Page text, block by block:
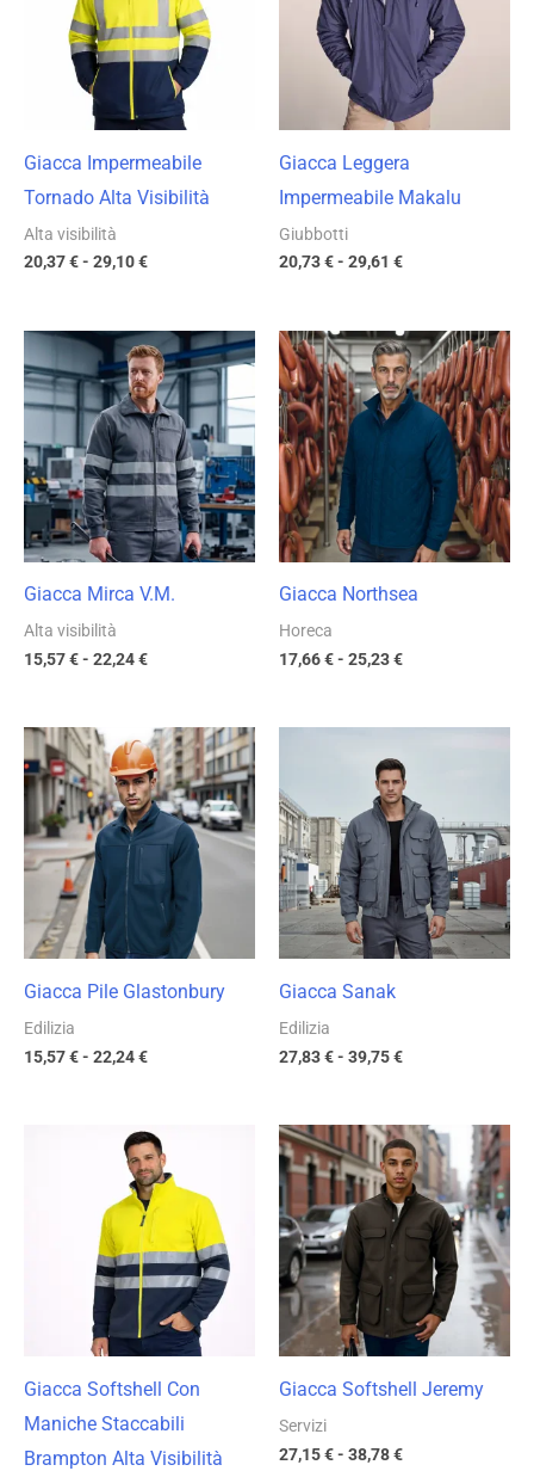
Giacca Impermeabile
Tornado Alta Visibilità
Alta visibilità
20,37€- 29,10€
29,10 €
Giacca Leggera
Impermeabile Makalu
Giubbotti
20,73€- 29,61 €
a
29,61 €
Giacca Mirca V.M.
Alta visibilità
15,57€- 22,24€
Fascia
di
prezzo:
da
15,57 €
a
22,24 €
Giacca Northsea
Horeca
17,66€- 25,23€
Fascia
di
prezzo:
da
17,66 €
25,23 €
Giacca Pile Glastonbury
Edilizia
15,57€- 22,24€
Fascia
di
prezzo:
da
15,57 €
a
22,24 €
Giacca Sanak
Edilizia
27,83€- 39,75€
prezzo:
da
27,83 €
a
39,75 €
Giacca Softshell Con
Maniche Staccabili
Brampton Alta Visibilità
Fascia
di
prezzo:
da
28,50 €
a
40,72 €
Giacca Softshell Jeremy
Servizi
27,15€- 38,78€
Fascia
di
prezzo:
da
27,15 €
a
38,78 €